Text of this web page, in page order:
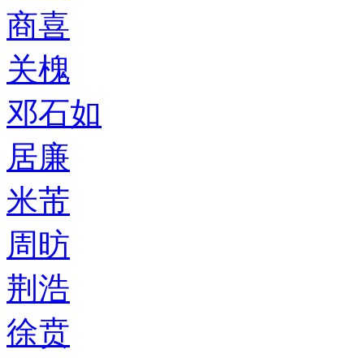
商喜
关槐
邓石如
居廉
米芾
周昉
荆浩
徐贲